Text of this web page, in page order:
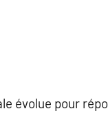
évolue pour